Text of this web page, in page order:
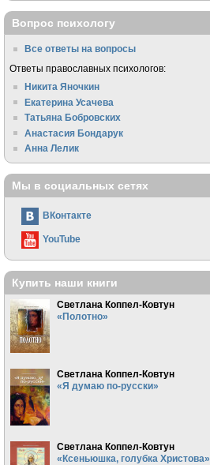
Вопрос психологу
Все ответы на вопросы
Ответы православных психологов:
Никита Яночкин
Екатерина Усачева
Татьяна Бобровских
Анастасия Бондарук
Анна Лелик
Мы в социальных сетях
ВКонтакте
YouTube
Купить наши книги
Светлана Коппел-Ковтун
«Полотно»
Светлана Коппел-Ковтун
«Я думаю по-русски»
Светлана Коппел-Ковтун
«Ксеньюшка, голубка Христова»